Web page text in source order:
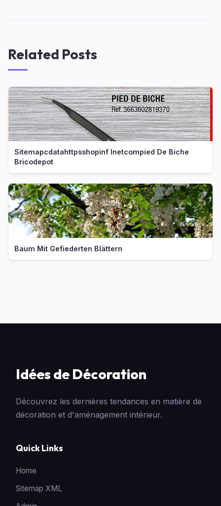
Related Posts
Sitemapcdatahttpsshopinf Inetcompied De Biche
Bricodepot
Baum Mit Gefiederten Blättern
Idées de Décoration
Découvrez les dernières tendances en matière de
décoration et d'aménagement intérieur.
Quick Links
Home
Sitemap XML